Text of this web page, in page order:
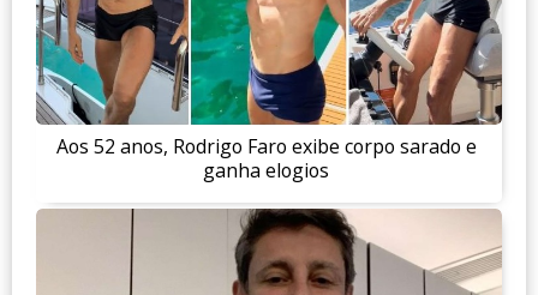
Aos 52 anos, Rodrigo Faro exibe corpo sarado e
ganha elogios